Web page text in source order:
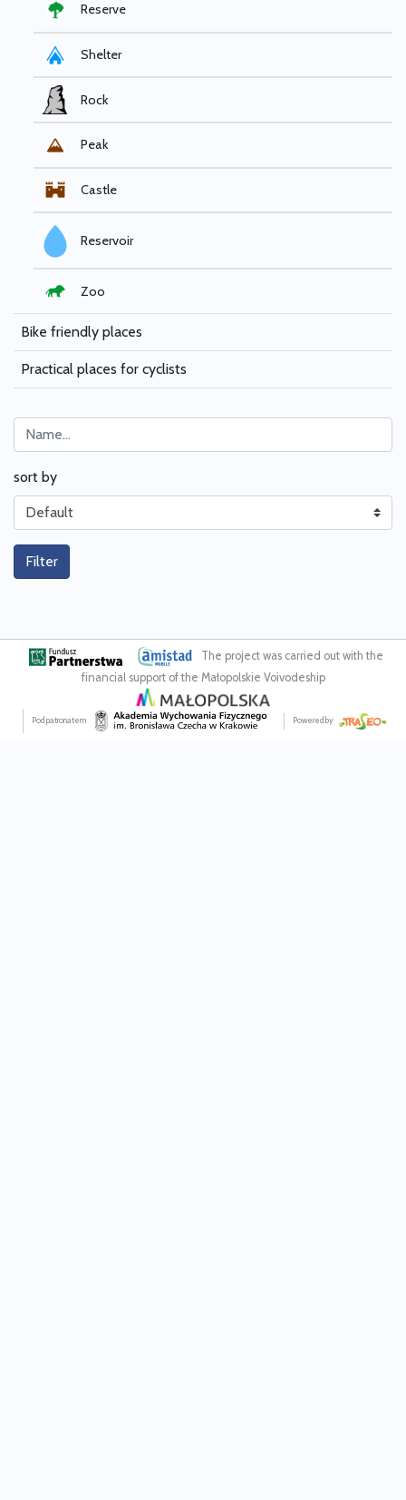
Reserve
Shelter
Rock
Peak
Castle
Reservoir
Zoo
Bike friendly places
Practical places for cyclists
sort by
Filter
The project was carried out with the
financial support of the Małopolskie Voivodeship
Pod patronatem Powered by